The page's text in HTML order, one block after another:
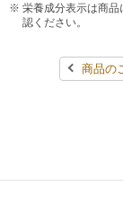
栄養成分表示は商
認ください。
商品の